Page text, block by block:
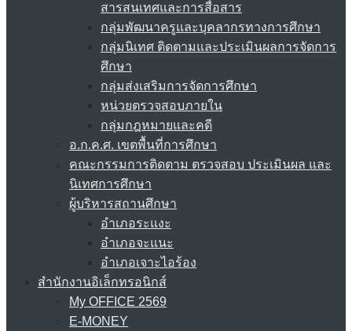
สารสนเทศและการสื่อสาร
กลุ่มพัฒนาครูและบุคลากรทางการศึกษา
กลุ่มนิเทศ ติดตามและประเมินผลการจัดการ
ศึกษา
กลุ่มส่งเสริมการจัดการศึกษา
หน่วยตรวจสอบภายใน
กลุ่มกฎหมายและคดี
อ.ก.ค.ศ. เขตพื้นที่การศึกษา
คณะกรรมการติดตาม ตรวจสอบ ประเมินผล และ
นิเทศการศึกษา
ผู้บริหารสถานศึกษา
อำเภอระแงะ
อำเภอจะแนะ
อำเภอเจาะไอร้อง
สำนักงานอิเล็กทรอนิกส์
My OFFICE 2569
E-MONEY